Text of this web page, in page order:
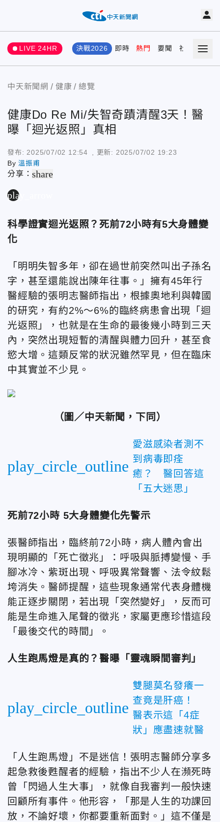
LIVE 24HR 決戰2026 即時 熱門 要聞 社會 娛樂
中天新聞網 健康 總覽
健康Do Re Mi/失智奇蹟清醒3天！醫
曝「迴光返照」真相
發布: 2025/07/02 12:54 , 更新: 2025/07/02 19:23
By溫振甫
分享：share
play_arrow
科學證實迴光返照？死前72小時有5大身體變
化
「明明失智多年，卻在過世前突然叫出子孫名
字，甚至還能說出陳年往事。」擁有45年行
醫經驗的張明志醫師指出，根據奧地利與韓國
的研究，有約2%～6%的臨終病患會出現「迴
光返照」，也就是在生命的最後幾小時到三天
內，突然出現短暫的清醒與體力回升，甚至食
慾大增。這類反常的狀況雖然罕見，但在臨床
中其實並不少見。
（圖／中天新聞，下同）
play_circle_outline
愛滋感染者測不
到病毒即痊
癒？ 醫回答這
「五大迷思」
死前72小時 5大身體變化先警示
張醫師指出，臨終前72小時，病人體內會出
現明顯的「死亡徵兆」：呼吸與脈搏變慢、手
腳冰冷、紫斑出現、呼吸異常聲響、法令紋鬆
垮消失。醫師提醒，這些現象通常代表身體機
能正逐步關閉，若出現「突然變好」，反而可
能是生命進入尾聲的徵兆，家屬更應珍惜這段
「最後交代的時間」。
人生跑馬燈是真的？醫曝「靈魂瞬間審判」
play_circle_outline
雙腿莫名發癢一
查竟是肝癌！
醫表示這「4症
狀」應盡速就醫
「人生跑馬燈」不是迷信！張明志醫師分享多
起急救後甦醒者的經驗，指出不少人在瀕死時
曾「閃過人生大事」，就像自我審判一般快速
回顧所有事件。他形容，「那是人生的功課回
放，不論好壞，你都要重新面對。」這不僅是